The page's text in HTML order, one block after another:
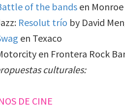
of the bandsen
Resolut trío by David
en Texaco
en Frontera Rock
culturales:
DE CINE